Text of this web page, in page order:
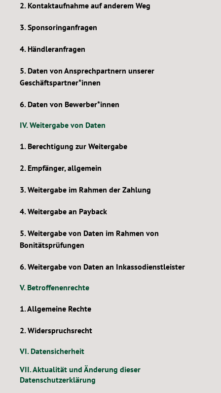
2. Kontaktaufnahme auf anderem Weg
3. Sponsoringanfragen
4. Händleranfragen
5. Daten von Ansprechpartnern unserer
Geschäftspartner*innen
6. Daten von Bewerber*innen
IV. Weitergabe von Daten
1. Berechtigung zur Weitergabe
2. Empfänger, allgemein
3. Weitergabe im Rahmen der Zahlung
4. Weitergabe an Payback
5. Weitergabe von Daten im Rahmen von
Bonitätsprüfungen
6. Weitergabe von Daten an Inkassodienstleister
V. Betroffenenrechte
1. Allgemeine Rechte
2. Widerspruchsrecht
VI. Datensicherheit
VII. Aktualität und Änderung dieser
Datenschutzerklärung